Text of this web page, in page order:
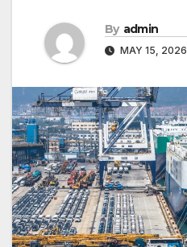
By admin
MAY 15, 2026